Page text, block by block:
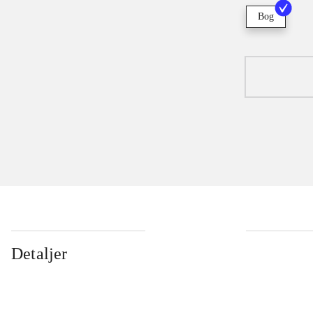
Bog
Detaljer